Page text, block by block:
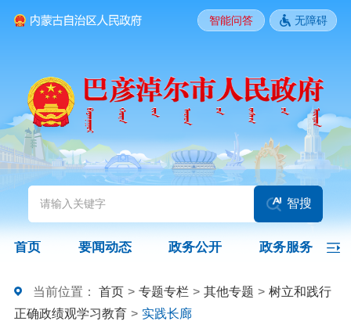
头条 国务院信息 自治区信息
政务动态 旗县区动态
图片新闻
政务公开
智能问答 无障碍
智搜
首页 要闻动态 政务公开 政务服务
当前位置： 首页 > 专题专栏 > 其他专题 > 树立和践行
正确政绩观学习教育 > 实践长廊